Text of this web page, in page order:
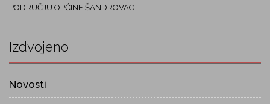
PODRUČJU OPĆINE ŠANDROVAC
Izdvojeno
Novosti